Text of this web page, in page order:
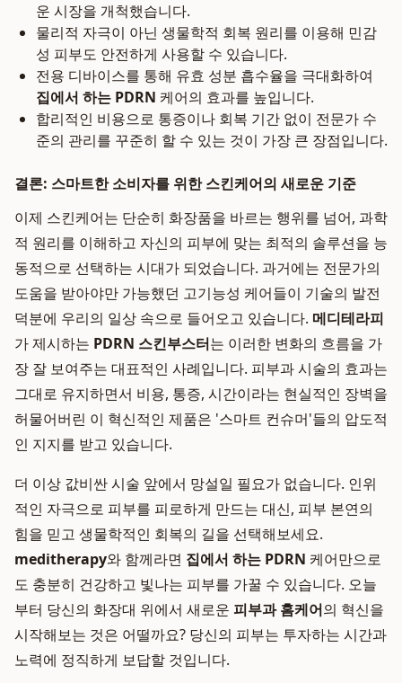
운 시장을 개척했습니다.
물리적 자극이 아닌 생물학적 회복 원리를 이용해 민감
성 피부도 안전하게 사용할 수 있습니다.
전용 디바이스를 통해 유효 성분 흡수율을 극대화하여
집에서 하는 PDRN 케어의 효과를 높입니다.
합리적인 비용으로 통증이나 회복 기간 없이 전문가 수
준의 관리를 꾸준히 할 수 있는 것이 가장 큰 장점입니다.
결론: 스마트한 소비자를 위한 스킨케어의 새로운 기준
이제 스킨케어는 단순히 화장품을 바르는 행위를 넘어, 과학
적 원리를 이해하고 자신의 피부에 맞는 최적의 솔루션을 능
동적으로 선택하는 시대가 되었습니다. 과거에는 전문가의
도움을 받아야만 가능했던 고기능성 케어들이 기술의 발전
덕분에 우리의 일상 속으로 들어오고 있습니다. 메디테라피
가 제시하는 PDRN 스킨부스터는 이러한 변화의 흐름을 가
장 잘 보여주는 대표적인 사례입니다. 피부과 시술의 효과는
그대로 유지하면서 비용, 통증, 시간이라는 현실적인 장벽을
허물어버린 이 혁신적인 제품은 '스마트 컨슈머'들의 압도적
인 지지를 받고 있습니다.
더 이상 값비싼 시술 앞에서 망설일 필요가 없습니다. 인위
적인 자극으로 피부를 피로하게 만드는 대신, 피부 본연의
힘을 믿고 생물학적인 회복의 길을 선택해보세요.
meditherapy와 함께라면 집에서 하는 PDRN 케어만으로
도 충분히 건강하고 빛나는 피부를 가꿀 수 있습니다. 오늘
부터 당신의 화장대 위에서 새로운 피부과 홈케어의 혁신을
시작해보는 것은 어떨까요? 당신의 피부는 투자하는 시간과
노력에 정직하게 보답할 것입니다.